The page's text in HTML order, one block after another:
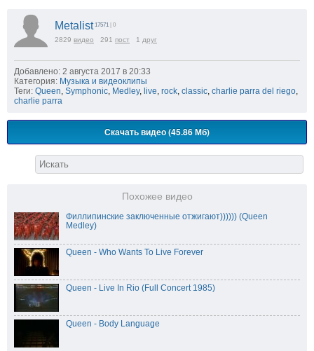
Metalist 17571 | 0
2829 видео 291 пост 1 друг
Добавлено: 2 августа 2017 в 20:33
Категория: Музыка и видеоклипы
Теги: Queen Symphonic Medley, live rock classic charlie parra del riego
charlie parra
Скачать видео (45.86 Мб)
Похожее видео
Филлипинские заключенные отжигают)))))) (Queen
Medley)
Queen - Who Wants To Live Forever
Queen - Live In Rio (Full Concert 1985)
Queen - Body Language